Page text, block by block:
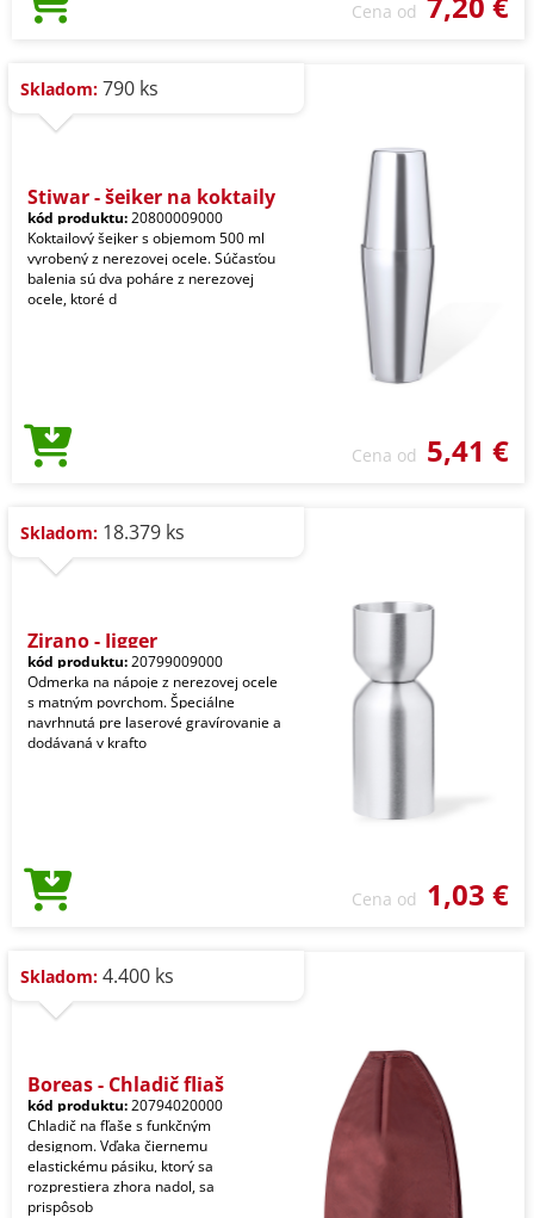
Cena od
Skladom: 790 ks
Stiwar - šejker na koktaily
kód produktu:20800009000
Koktailový šejker s objemom 500 ml
vyrobený z nerezovej ocele. Súčasťou
balenia sú dva poháre z nerezovej
ocele, ktoré d
Cena od 5,41 €
Skladom: 18.379 ks
Zirano - Jigger
kód produktu:20799009000
Odmerka na nápoje z nerezovej ocele
s matným povrchom. Špeciálne
navrhnutá pre laserové gravírovanie a
dodávaná v krafto
Cena od 1,03 €
Skladom: 4.400 ks
Boreas - Chladič fliaš
kód produktu:20794020000
Chladič na fľaše s funkčným
designom. Vďaka čiernemu
elastickému pásiku, ktorý sa
rozprestiera zhora nadol, sa
prispôsob